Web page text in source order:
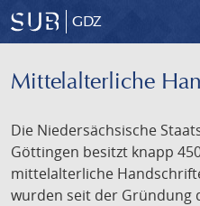
GDZ
Mittelalterliche
Die Niedersächsische
Göttingen besitzt knapp
mittelalterliche
wurden seit der Gründung